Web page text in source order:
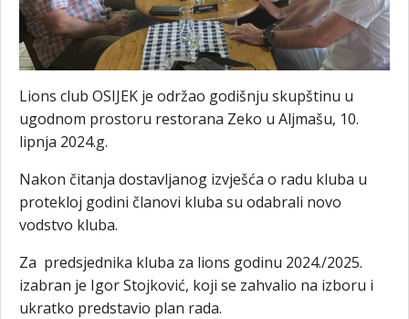
Lions club OSIJEK je održao godišnju skupštinu u
ugodnom prostoru restorana Zeko u Aljmašu, 10.
lipnja 2024.g.
Nakon čitanja dostavljanog izvješća o radu kluba u
protekloj godini članovi kluba su odabrali novo
vodstvo kluba.
Za predsjednika kluba za lions godinu 2024./2025.
izabran je Igor Stojković, koji se zahvalio na izboru i
ukratko predstavio plan rada.